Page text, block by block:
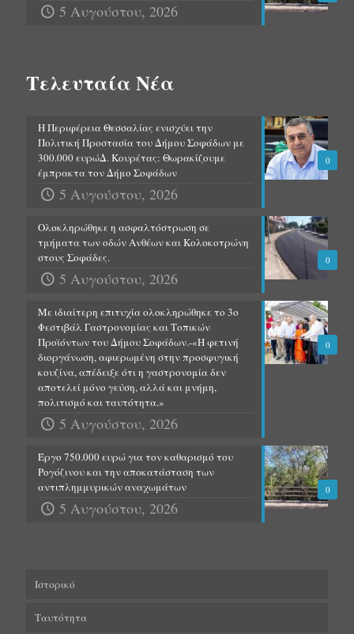
5 Αυγούστου, 2026
Τελευταία Νέα
0
Η Περιφέρεια Θεσσαλίας ενισχύει την
Πολιτική Προστασία του Δήμου Σοφάδων με
300.000 ευρώΔ. Κουρέτας: Θωρακίζουμε
έμπρακτα τον Δήμο Σοφάδων
5 Αυγούστου, 2026
0
Ολοκληρώθηκε η ασφαλτόστρωση σε
τμήματα των οδών Ανθέων και Κολοκοτρώνη
στους Σοφάδες.
5 Αυγούστου, 2026
0
Με ιδιαίτερη επιτυχία ολοκληρώθηκε το 3ο
Φεστιβάλ Γαστρονομίας και Τοπικών
Προϊόντων του Δήμου Σοφάδων.-«Η φετινή
διοργάνωση, αφιερωμένη στην προσφυγική
κουζίνα, απέδειξε ότι η γαστρονομία δεν
αποτελεί μόνο γεύση, αλλά και μνήμη,
πολιτισμό και ταυτότητα.»
5 Αυγούστου, 2026
0
Έργο 750.000 ευρώ για τον καθαρισμό του
Ρογόζινου και την αποκατάσταση των
αντιπλημμυρικών αναχωμάτων
5 Αυγούστου, 2026
Ιστορικό
Ταυτότητα